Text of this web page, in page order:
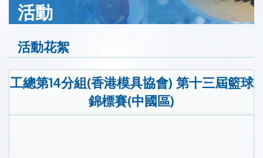
活動
活動花絮
工總第14分組(香港模具協會) 第十三屆籃球
錦標賽(中國區)